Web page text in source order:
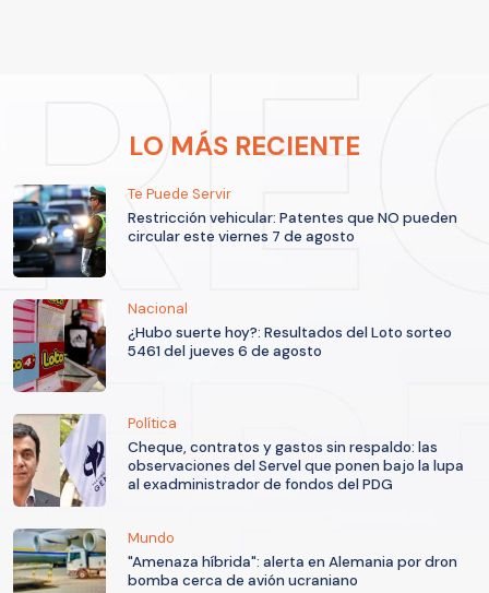
LO MÁS RECIENTE
Te Puede Servir
Restricción vehicular: Patentes que NO pueden
circular este viernes 7 de agosto
Nacional
¿Hubo suerte hoy?: Resultados del Loto sorteo
5461 del jueves 6 de agosto
Política
Cheque, contratos y gastos sin respaldo: las
observaciones del Servel que ponen bajo la lupa
al exadministrador de fondos del PDG
Mundo
"Amenaza híbrida": alerta en Alemania por dron
bomba cerca de avión ucraniano